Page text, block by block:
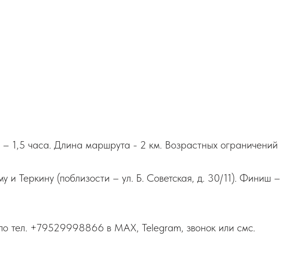
– 1,5 часа. Длина маршрута - 2 км. Возрастных ограничений
и Теркину (поблизости – ул. Б. Советская, д. 30/11). Финиш –
тел. +79529998866 в MAX, Telegram, звонок или смс.